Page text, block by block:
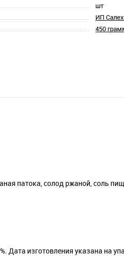
шт
ИП
450
патока, солод ржаной, соль
Дата изготовления указана на